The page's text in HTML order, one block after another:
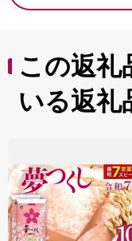
この返礼
いる返礼